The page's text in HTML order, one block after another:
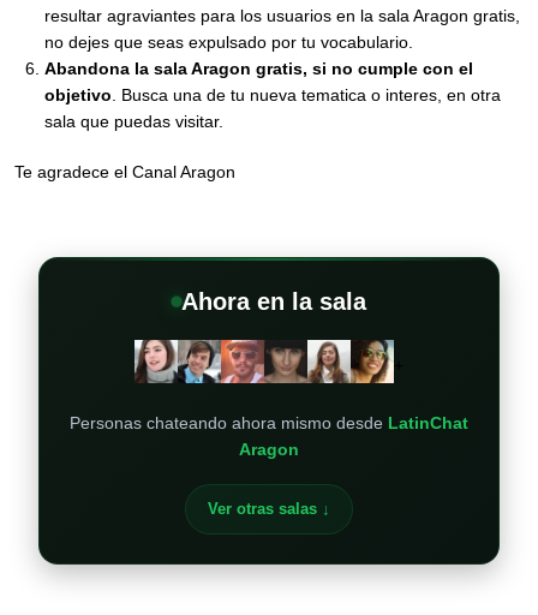
resultar agraviantes para los usuarios en la sala Aragon gratis,
no dejes que seas expulsado por tu vocabulario.
Abandona la sala Aragon gratis, si no cumple con el
objetivo . Busca una de tu nueva tematica o interes, en otra
sala que puedas visitar.
Te agradece el Canal Aragon
Ahora en la sala
Personas chateando ahora mismo desde LatinChat
Aragon
Ver otras salas ↓